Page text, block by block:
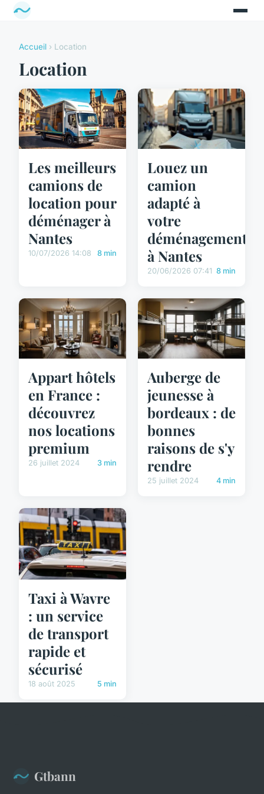
Accueil › Location
Location
Les meilleurs
camions de
location pour
déménager à
Nantes
10/07/2026 14:08 8 min
Louez un
camion
adapté à
votre
déménagement
à Nantes
20/06/2026 07:41 8 min
Appart hôtels
en France :
découvrez
nos locations
premium
26 juillet 2024 3 min
Auberge de
jeunesse à
bordeaux : de
bonnes
raisons de s'y
rendre
25 juillet 2024 4 min
Taxi à Wavre
: un service
de transport
rapide et
sécurisé
18 août 2025 5 min
Gtbann